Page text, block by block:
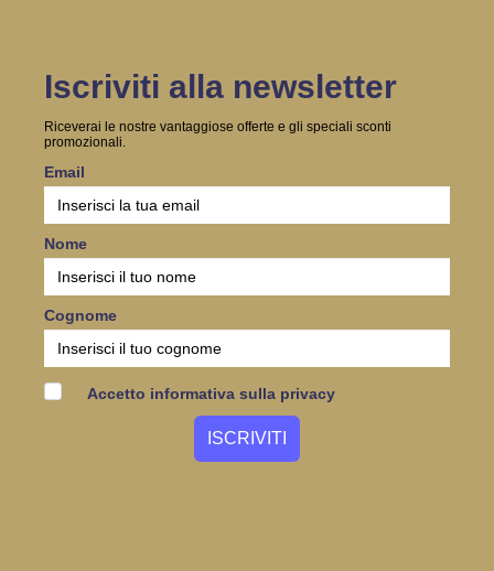
Iscriviti alla newsletter
Riceverai le nostre vantaggiose offerte e gli speciali sconti
promozionali.
Email
Nome
Cognome
Accetto informativa sulla privacy